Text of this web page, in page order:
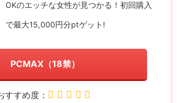
OKのエッチな女性が見つかる！初回購入
で最大15,000円分ptゲット!
PCMAX（18禁）
すすめ度：